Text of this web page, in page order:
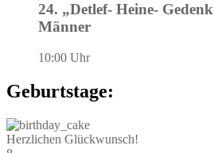
24. „Detlef- Heine-
Männer
10:00 Uhr
Geburtstage:
Herzlichen Glückwunsch!